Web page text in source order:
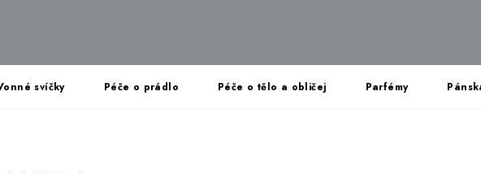
svíčky Péče o prádlo Péče o tělo a obličej Parfémy